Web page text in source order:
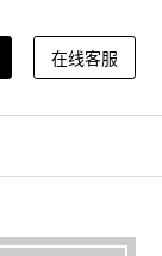
在线客服